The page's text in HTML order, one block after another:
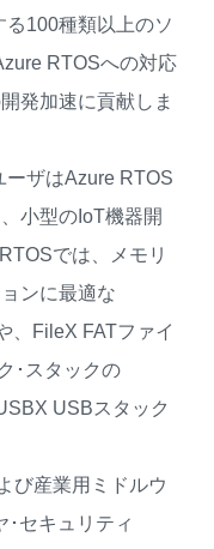
100種類以上のソ
RTOSへの対応
発加速に貢献しま
ーザはAzure RTOS
小型のIoT機器開
では、メモリ
ンに最適な
、FileX FATファイ
･スタックの
USBスタック
び産業用ミドルウ
･セキュリティ